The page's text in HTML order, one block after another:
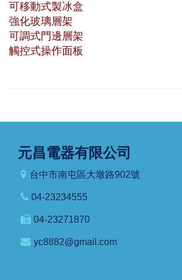
可移動式製冰盒
強化玻璃層架
可調式門邊層架
觸控式操作面板
元昌電器有限公司
台中市南屯區大墩路902號
04-23234555
04-23271870
yc8882@gmail.com